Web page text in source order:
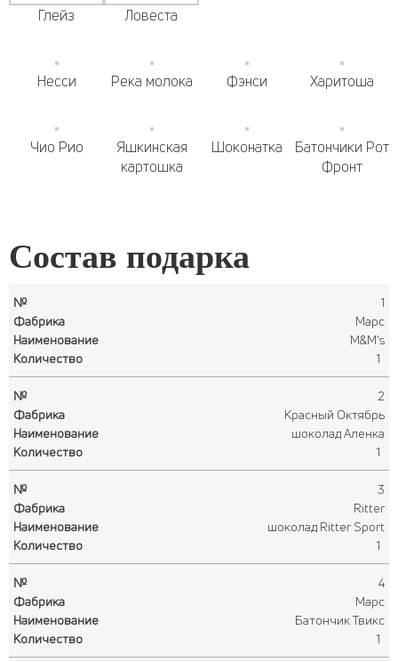
Глейз Ловеста
Несси Река молока Фэнси Харитоша
Чио Рио
Яшкинская
картошка
Шоконатка
Батончики Рот
Фронт
Состав подарка
1
Марс
M&M's
1
2
Красный Октябрь
шоколад Аленка
1
3
Ritter
шоколад Ritter Sport
1
4
Марс
Батончик Твикс
1